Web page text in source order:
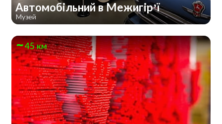
Автомобільний в Межигір’ї
Музей
45 км